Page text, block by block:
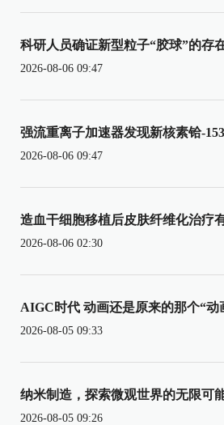
科研人员确证新型粒子“胶球”的存
2026-08-06 09:47
强流重离子加速器发现新核素铪-153
2026-08-06 09:47
造血干细胞移植后皮肤纤维化治疗
2026-08-06 02:30
AIGC时代 动画还是原来的那个“动
2026-08-05 09:33
纳米制造，探索微观世界的无限可
2026-08-05 09:26